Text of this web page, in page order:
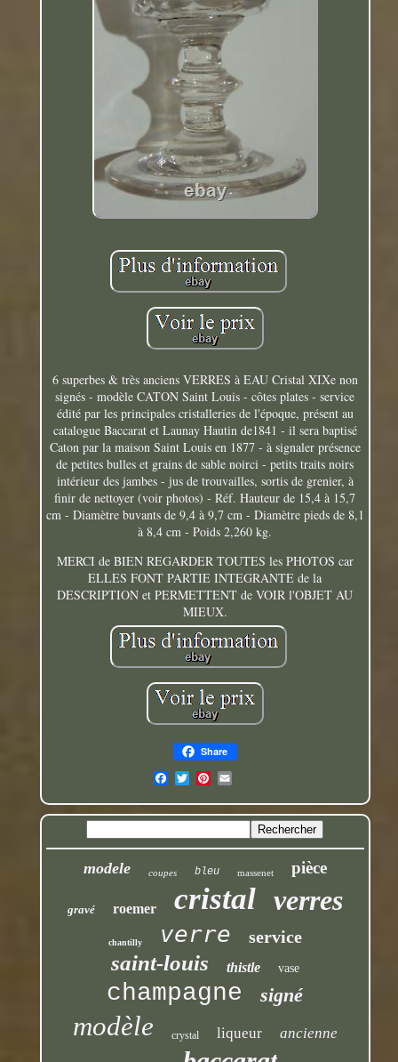
6 superbes & très anciens VERRES à EAU Cristal XIXe non
signés - modèle CATON Saint Louis - côtes plates - service
édité par les principales cristalleries de l'époque, présent au
catalogue Baccarat et Launay Hautin de1841 - il sera baptisé
Caton par la maison Saint Louis en 1877 - à signaler présence
de petites bulles et grains de sable noirci - petits traits noirs
intérieur des jambes - jus de trouvailles, sortis de grenier, à
finir de nettoyer (voir photos) - Réf. Hauteur de 15,4 à 15,7
cm - Diamètre buvants de 9,4 à 9,7 cm - Diamètre pieds de 8,1
à 8,4 cm - Poids 2,260 kg.
MERCI de BIEN REGARDER TOUTES les PHOTOS car
ELLES FONT PARTIE INTEGRANTE de la
DESCRIPTION et PERMETTENT de VOIR l'OBJET AU
MIEUX.
Share
modele coupes bleu massenet pièce
gravé roemer cristal verres
chantilly verre service
saint-louis thistle vase
champagne signé
modèle crystal liqueur ancienne